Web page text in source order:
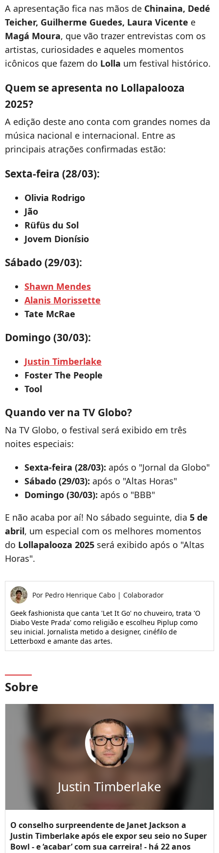
A apresentação fica nas mãos de Chinaina, Dedé
Teicher, Guilherme Guedes, Laura Vicente e
Magá Moura, que vão trazer entrevistas com os
artistas, curiosidades e aqueles momentos
icônicos que fazem do Lolla um festival histórico.
Quem se apresenta no Lollapalooza
2025?
A edição deste ano conta com grandes nomes da
música nacional e internacional. Entre as
principais atrações confirmadas estão:
Sexta-feira (28/03):
Olivia Rodrigo
Jão
Rüfüs du Sol
Jovem Dionísio
Sábado (29/03):
Shawn Mendes
Alanis Morissette
Tate McRae
Domingo (30/03):
Justin Timberlake
Foster The People
Tool
Quando ver na TV Globo?
Na TV Globo, o festival será exibido em três
noites especiais:
Sexta-feira (28/03): após o "Jornal da Globo"
Sábado (29/03): após o "Altas Horas"
Domingo (30/03): após o "BBB"
E não acaba por aí! No sábado seguinte, dia 5 de
abril, um especial com os melhores momentos
do Lollapalooza 2025 será exibido após o "Altas
Horas".
Por Pedro Henrique Cabo | Colaborador
Geek fashionista que canta 'Let It Go' no chuveiro, trata 'O
Diabo Veste Prada' como religião e escolheu Piplup como
seu inicial. Jornalista metido a designer, cinéfilo de
Letterboxd e amante das artes.
Sobre
Justin Timberlake
O conselho surpreendente de Janet Jackson a
Justin Timberlake após ele expor seu seio no Super
Bowl - e ‘acabar’ com sua carreira! - há 22 anos